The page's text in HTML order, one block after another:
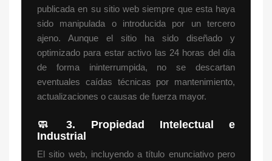
publicada en su sitio web siempre que esta haya
sido manipulada o introducida por un tercero
ajeno. Aunque el sitio ha sido diseñado y
optimizado para estar activo las 24 horas del día
de forma ininterrumpida, no se descartan
eventuales caídas técnicas por mantenimiento,
actualizaciones o causas de fuerza mayor.
🧼
3. Propiedad Intelectual e
Industrial
El sitio web, incluyendo a título enunciativo pero